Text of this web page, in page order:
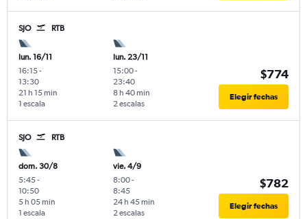
SJO RTB
lun. 16/11
16:15-
13:30
1 escala
21 h 15 min
lun. 23/11
15:00-
23:40
2 escalas
8 h 40 min
$774
Elegir fechas
SJO RTB
dom. 30/8
5:45-
10:50
1 escala
5 h 05 min
vie. 4/9
8:00-
8:45
2 escalas
24 h 45 min
$782
Elegir fechas